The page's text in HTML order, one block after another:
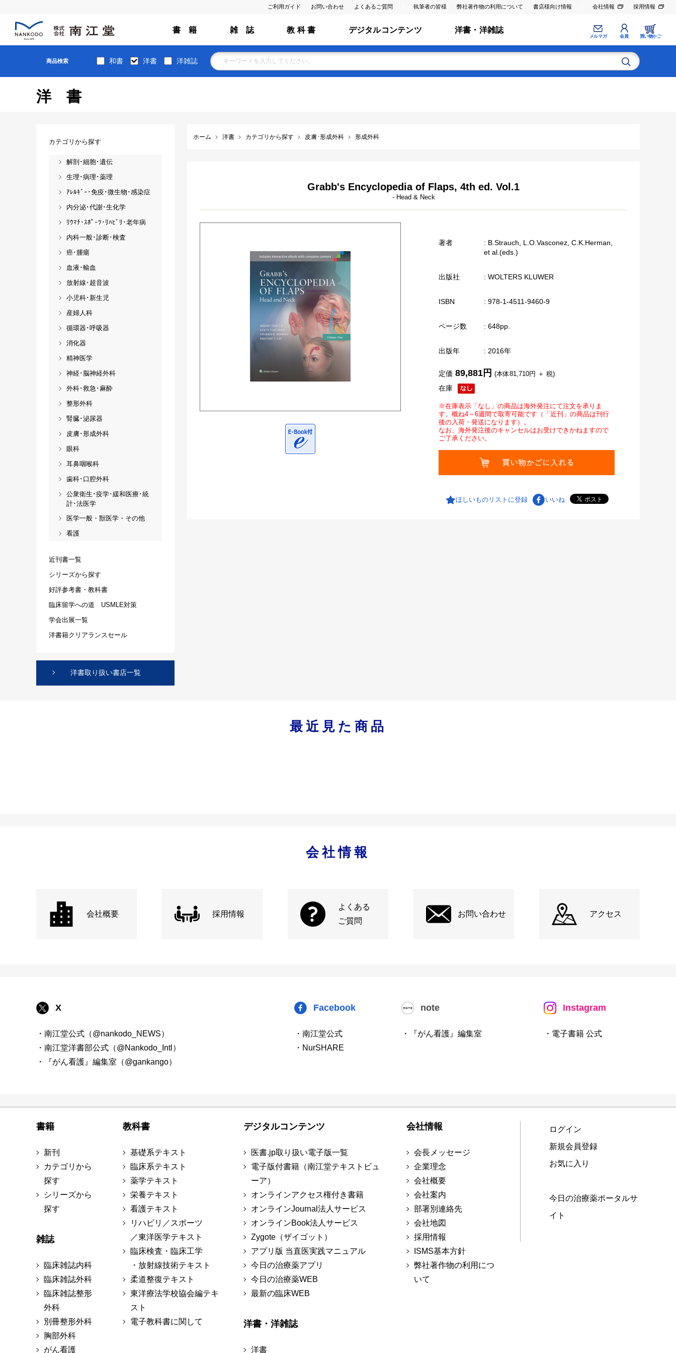
ご利用ガイド お問い合わせ よくあるご質問 執筆者の皆様 弊社著作物の利用について 書店様向け情報 会社情報 採用情報
書 籍 雑 誌 教 科 書 デジタルコンテンツ 洋書・洋雑誌
メルマガ 会員 買い物かご
商品検索 和書 洋書 洋雑誌
洋書
ホーム 洋書 カテゴリから探す 皮膚･形成外科 形成外科
Grabb's Encyclopedia of Flaps, 4th ed. Vol.1
- Head & Neck
著者
: B.Strauch, L.O.Vasconez, C.K.Herman,
et al.(eds.)
出版社 : WOLTERS KLUWER
ISBN : 978-1-4511-9460-9
ページ数 : 648pp.
出版年 : 2016年
在庫
定価 89,881円 (本体81,710円 ＋ 税)
※在庫表示「なし」の商品は海外発注にて注文を承りま
す。概ね4～6週間で取寄可能です（「近刊」の商品は刊行
後の入荷・発送になります）。
なお、海外発注後のキャンセルはお受けできかねますので
ご了承ください。
ほしいものリストに登録 いいね
カテゴリから探す
解剖･細胞･遺伝
生理･病理･薬理
ｱﾚﾙｷﾞｰ･免疫･微生物･感染症
内分泌･代謝･生化学
ﾘｳﾏﾁ･ｽﾎﾟｰﾂ･ﾘﾊﾋﾞﾘ･老年病
内科一般･診断･検査
癌･腫瘍
血液･輸血
放射線･超音波
小児科･新生児
産婦人科
循環器･呼吸器
消化器
精神医学
神経･脳神経外科
外科･救急･麻酔
整形外科
腎臓･泌尿器
皮膚･形成外科
眼科
耳鼻咽喉科
歯科･口腔外科
公衆衛生･疫学･緩和医療･統
計･法医学
医学一般・獣医学・その他
看護
近刊書一覧
シリーズから探す
好評参考書・教科書
臨床留学への道 USMLE対策
学会出展一覧
洋書籍クリアランスセール
洋書取り扱い書店一覧
最近見た商品
会社情報
会社概要 採用情報
よくある
ご質問
お問い合わせ アクセス
X
・南江堂公式（@nankodo_NEWS）
・南江堂洋書部公式（@Nankodo_Intl）
・『がん看護』編集室（@gankango）
Facebook
・南江堂公式
・NurSHARE
note
・『がん看護』編集室
Instagram
・電子書籍 公式
書籍
新刊
カテゴリから
探す
シリーズから
探す
雑誌
臨床雑誌内科
臨床雑誌外科
臨床雑誌整形
外科
別冊整形外科
胸部外科
がん看護
教科書
基礎系テキスト
臨床系テキスト
薬学テキスト
栄養テキスト
看護テキスト
リハビリ／スポーツ
／東洋医学テキスト
臨床検査・臨床工学
・放射線技術テキスト
柔道整復テキスト
東洋療法学校協会編テキ
スト
電子教科書に関して
デジタルコンテンツ
医書.jp取り扱い電子版一覧
電子版付書籍（南江堂テキストビュ
ーア）
オンラインアクセス権付き書籍
オンラインJournal法人サービス
オンラインBook法人サービス
Zygote（ザイゴット）
アプリ版 当直医実践マニュアル
今日の治療薬アプリ
今日の治療薬WEB
最新の臨床WEB
洋書・洋雑誌
洋書
会社情報
会長メッセージ
企業理念
会社概要
会社案内
部署別連絡先
会社地図
採用情報
ISMS基本方針
弊社著作物の利用につ
いて
ログイン
新規会員登録
お気に入り
今日の治療薬ポータルサ
イト